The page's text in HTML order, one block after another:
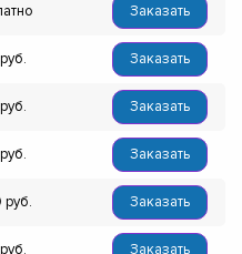
Заказать
Заказать
Заказать
Заказать
Заказать
Заказать